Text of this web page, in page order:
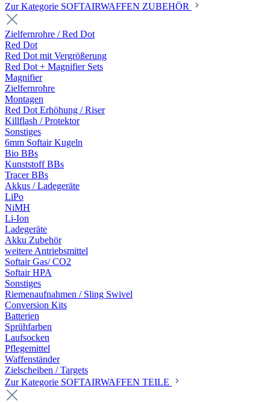
Zur Kategorie SOFTAIRWAFFEN ZUBEHÖR
Zielfernrohre / Red Dot
Red Dot
Red Dot mit Vergrößerung
Red Dot + Magnifier Sets
Magnifier
Zielfernrohre
Montagen
Red Dot Erhöhung / Riser
Killflash / Protektor
Sonstiges
6mm Softair Kugeln
Bio BBs
Kunststoff BBs
Tracer BBs
Akkus / Ladegeräte
LiPo
NiMH
Li-Ion
Ladegeräte
Akku Zubehör
weitere Antriebsmittel
Softair Gas/ CO2
Softair HPA
Sonstiges
Riemenaufnahmen / Sling Swivel
Conversion Kits
Batterien
Sprühfarben
Laufsocken
Pflegemittel
Waffenständer
Zielscheiben / Targets
Zur Kategorie SOFTAIRWAFFEN TEILE